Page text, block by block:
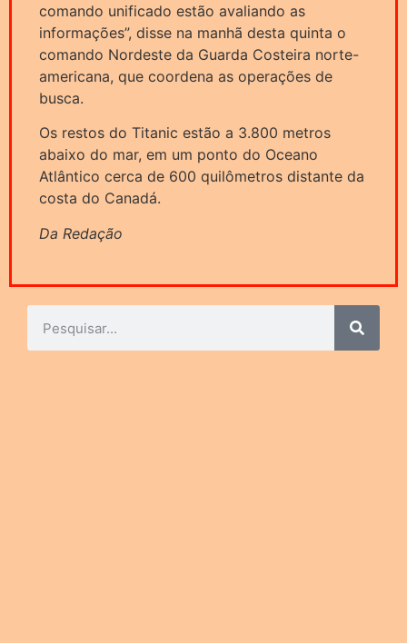
comando unificado estão avaliando as
informações”, disse na manhã desta quinta o
comando Nordeste da Guarda Costeira norte-
americana, que coordena as operações de
busca.
Os restos do Titanic estão a 3.800 metros
abaixo do mar, em um ponto do Oceano
Atlântico cerca de 600 quilômetros distante da
costa do Canadá.
Da Redação